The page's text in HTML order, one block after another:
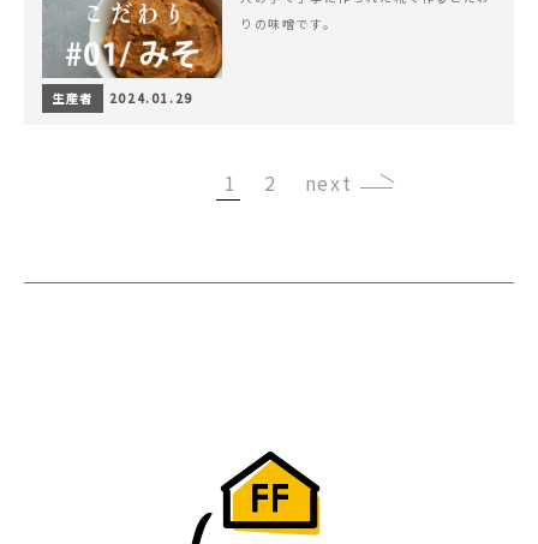
りの味噌です。
生産者 2024.01.29
1 2 ›